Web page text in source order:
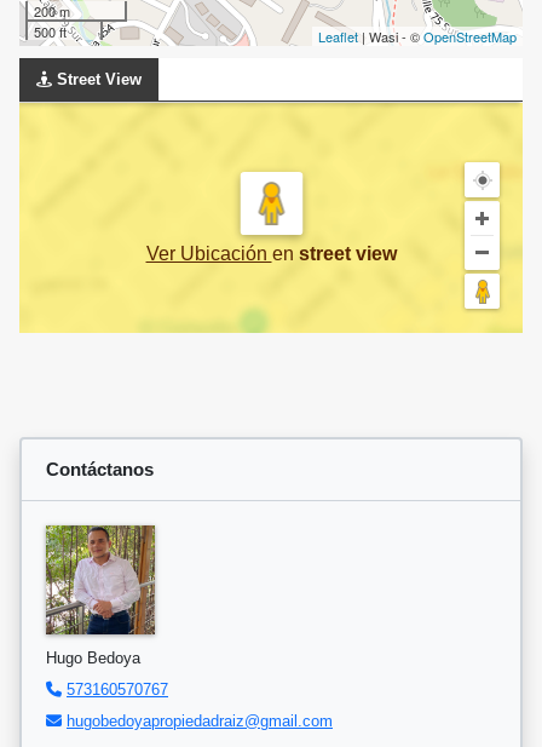
200 m
500 ft
Leaflet | Wasi - ©OpenStreetMap
Street View
Ver Ubicación en street view
Contáctanos
Hugo Bedoya
573160570767
hugobedoyapropiedadraiz@gmail.com